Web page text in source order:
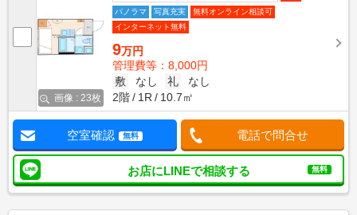
画像 : 23枚
パノラマ
写真充実
無料オンライン相談可
インターネット無料
9万円
管理費等：8,000円
敷
なし 礼
なし
2階
1R 10.7㎡
空室確認 無料 電話で問合せ
お店にLINEで相談する 無料